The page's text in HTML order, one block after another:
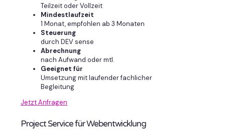
Teilzeit oder Vollzeit
Mindestlaufzeit
1 Monat, empfohlen ab 3 Monaten
Steuerung
durch DEV sense
Abrechnung
nach Aufwand oder mtl.
Geeignet für
Umsetzung mit laufender fachlicher
Begleitung
Jetzt Anfragen
Project Service für Webentwicklung